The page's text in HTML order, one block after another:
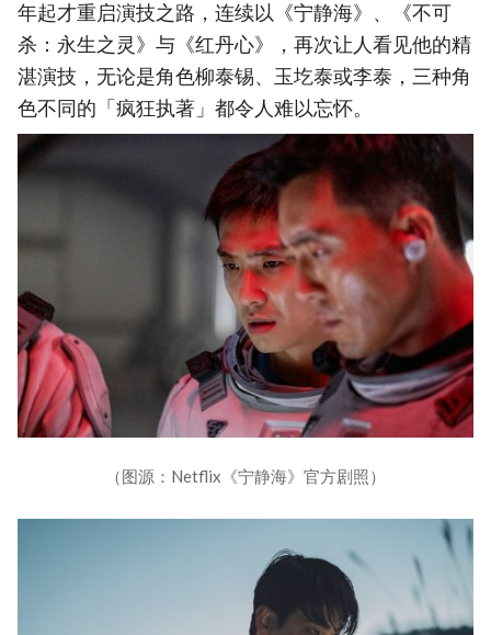
年起才重启演技之路，连续以《宁静海》、《不可
杀：永生之灵》与《红丹心》，再次让人看见他的精
湛演技，无论是角色柳泰锡、玉圪泰或李泰，三种角
色不同的「疯狂执著」都令人难以忘怀。
（图源：Netflix《宁静海》官方剧照）